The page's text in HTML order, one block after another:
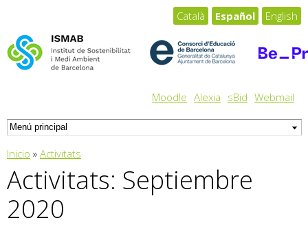
Moodle Alexia sBid Webmail
Català Español English
Usted está aquí
Inicio » Activitats
Activitats: Septiembre
2020